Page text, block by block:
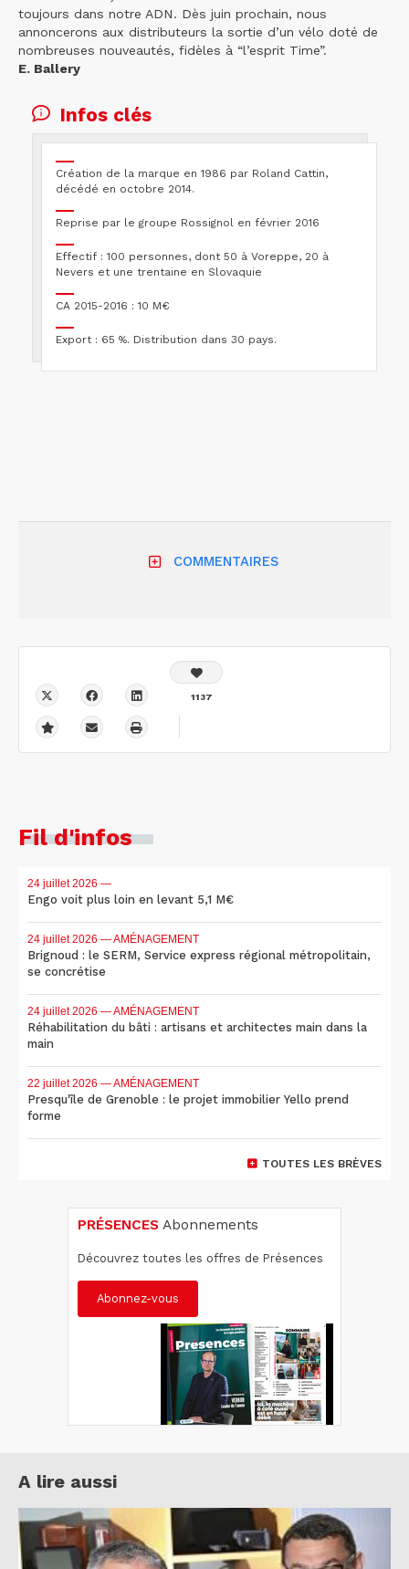
toujours dans notre ADN. Dès juin prochain, nous
annoncerons aux distributeurs la sortie d’un vélo doté de
nombreuses nouveautés, fidèles à “l’esprit Time”.
E. Ballery
Infos clés
Création de la marque en 1986 par Roland Cattin,
décédé en octobre 2014.
Reprise par le groupe Rossignol en février 2016
Effectif : 100 personnes, dont 50 à Voreppe, 20 à
Nevers et une trentaine en Slovaquie
CA 2015-2016 : 10 M€
Export : 65 %. Distribution dans 30 pays.
COMMENTAIRES
1137
Fil d'infos
24 juillet 2026 —
Engo voit plus loin en levant 5,1 M€
24 juillet 2026 — AMÉNAGEMENT
Brignoud : le SERM, Service express régional métropolitain,
se concrétise
24 juillet 2026 — AMÉNAGEMENT
Réhabilitation du bâti : artisans et architectes main dans la
main
22 juillet 2026 — AMÉNAGEMENT
Presqu'île de Grenoble : le projet immobilier Yello prend
forme
TOUTES LES BRÈVES
PRÉSENCES Abonnements
Découvrez toutes les offres de Présences
Abonnez-vous
A lire aussi